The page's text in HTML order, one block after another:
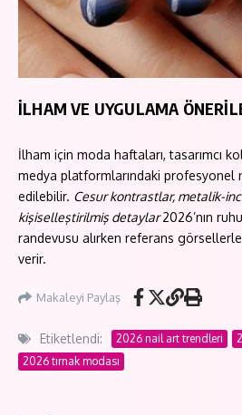
İLHAM VE UYGULAMA
İlham için moda haftaları, tasarımcı
medya platformlarındaki profesyonel
edilebilir. Cesur kontrastlar, metalik-
kişiselleştirilmiş detaylar2026’nın
randevusu alırken referans
verir.
Makaleyi Paylaş
Etiketlendi: 2026 nail art trendleri
2026 tırnak modası